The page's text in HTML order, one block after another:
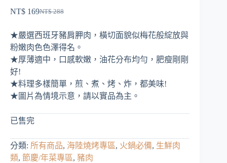
NT$288
始
價
格：
NT$ 169
前
價
格：
★嚴選西班牙豬肩胛肉，橫切面貌似梅花般綻放與
粉嫩肉色色澤得名。
★厚薄適中，口感軟嫩，油花分布均勻，肥瘦剛剛
好!
★料理多樣簡單，煎、煮、烤、炸，都美味!
★圖片為情境示意，請以實品為主。
已售完
分類: 所有商品, 海陸燒烤專區, 火鍋必備, 生鮮肉
類, 節慶/年菜專區, 豬肉